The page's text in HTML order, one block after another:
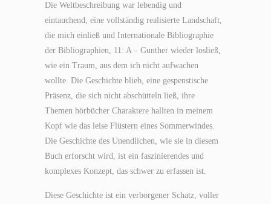
Die Weltbeschreibung war lebendig und
eintauchend, eine vollständig realisierte Landschaft,
die mich einließ und Internationale Bibliographie
der Bibliographien, 11: A – Gunther wieder losließ,
wie ein Traum, aus dem ich nicht aufwachen
wollte. Die Geschichte blieb, eine gespenstische
Präsenz, die sich nicht abschütteln ließ, ihre
Themen hörbücher Charaktere hallten in meinem
Kopf wie das leise Flüstern eines Sommerwindes.
Die Geschichte des Unendlichen, wie sie in diesem
Buch erforscht wird, ist ein faszinierendes und
komplexes Konzept, das schwer zu erfassen ist.
Diese Geschichte ist ein verborgener Schatz, voller